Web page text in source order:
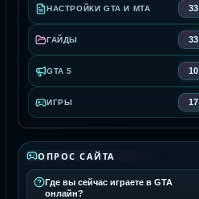
НАСТРОЙКИ GTA И MTA 33
ГАЙДЫ 33
GTA 5 10
ИГРЫ 17
ОПРОС САЙТА
Где вы сейчас играете в GTA
онлайн?